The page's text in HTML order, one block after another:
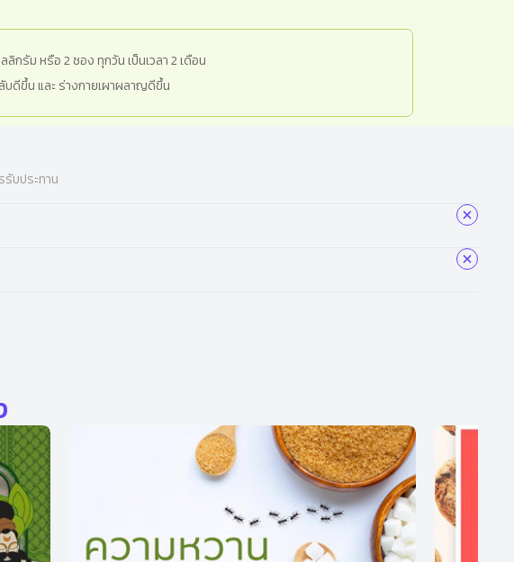
รัม หรือ 2 ซอง ทุกวัน เป็นเวลา 2 เดือน
ดีขึ้น และ ร่างกายเผาผลาญดีขึ้น
รับประทาน